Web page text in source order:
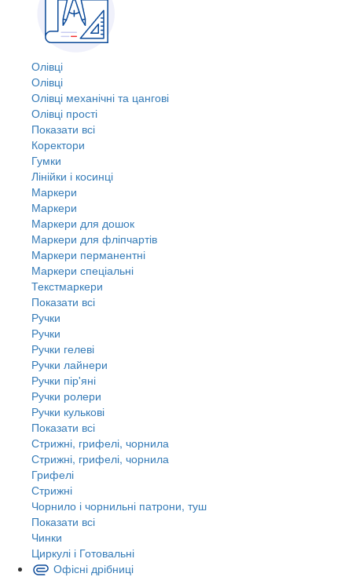
Олівці
Олівці
Олівці механічні та цангові
Олівці прості
Показати всі
Коректори
Гумки
Лінійки і косинці
Маркери
Маркери
Маркери для дошок
Маркери для фліпчартів
Маркери перманентні
Маркери спеціальні
Текстмаркери
Показати всі
Ручки
Ручки
Ручки гелеві
Ручки лайнери
Ручки пір'яні
Ручки ролери
Ручки кулькові
Показати всі
Стрижні, грифелі, чорнила
Стрижні, грифелі, чорнила
Грифелі
Стрижні
Чорнило і чорнильні патрони, туш
Показати всі
Чинки
Циркулі і Готовальні
Офісні дрібниці